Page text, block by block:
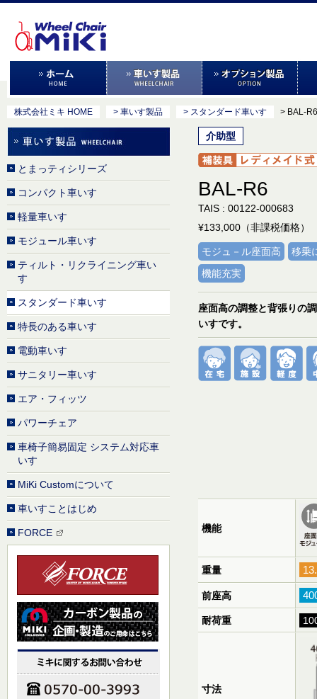
株式会社ミキ HOME > 車いす製品 > スタンダード車いす > BAL-R6
介助型
BAL-R6
TAIS : 00122-000683
¥133,000（非課税価格）
モジュ－ル座面高
移乗
機能充実
座面高の調整と背張りの
いすです。
機能
重量
前座高
耐荷重
寸法
とまっティシリーズ
コンパクト車いす
軽量車いす
モジュール車いす
ティルト・リクライニング車い
す
スタンダード車いす
特長のある車いす
電動車いす
サニタリー車いす
エア・フィッツ
パワーチェア
車椅子簡易固定 システム対応車
いす
MiKi Customについて
車いすことはじめ
FORCE